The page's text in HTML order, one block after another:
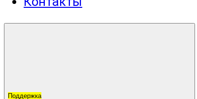
Поддержка